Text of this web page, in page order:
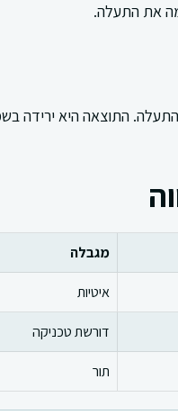
את התעלה.
התוצאה היא ירידה
מגבלה
איטיות
דורשת טכניקה
תור